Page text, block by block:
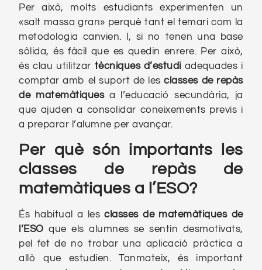
Per això, molts estudiants experimenten un
«salt massa gran» perquè tant el temari com la
metodologia canvien. I, si no tenen una base
sòlida, és fàcil que es quedin enrere. Per això,
és clau utilitzar tècniques d’estudi adequades i
comptar amb el suport de lesclasses de repàs
de matemàtiquesa l’educació secundària, ja
que ajuden a consolidar coneixements previs i
a preparar l’alumne per avançar.
Per què són importants les
classes de repàs de
matemàtiques a l’ESO?
És habitual a lesclasses de matemàtiques de
l’ESO que els alumnes se sentin desmotivats,
pel fet de no trobar una aplicació pràctica a
allò que estudien. Tanmateix, és important